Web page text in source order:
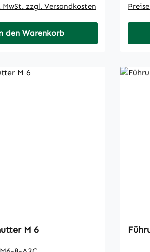
MwSt. zzgl. Versandkosten
den Warenkorb
M 6